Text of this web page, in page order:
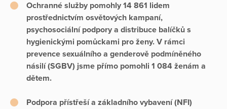
Ochranné služby pomohly 14 861 lidem
prostřednictvím osvětových kampaní,
psychosociální podpory a distribuce balíčků s
hygienickými pomůckami pro ženy. V rámci
prevence sexuálního a genderově podmíněného
násilí (SGBV) jsme přímo pomohli 1 084 ženám a
dětem.
Podpora přístřeší a základního vybavení (NFI)